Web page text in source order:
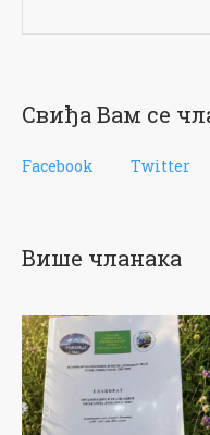
Свиђа Вам се
Facebook Twitter
Више чланака